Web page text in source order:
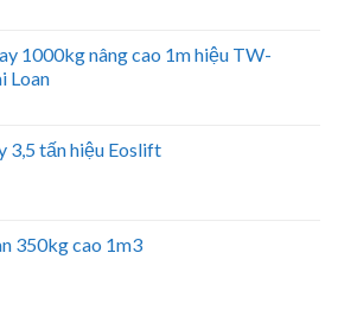
1000kg nâng cao 1m hiệu TW-
Loan
3,5 tấn hiệu Eoslift
350kg cao 1m3